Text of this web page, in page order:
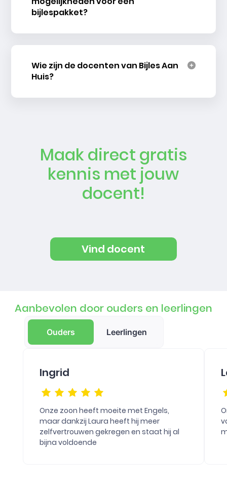
bijlespakket?
Wie zijn de docenten van Bijles Aan
Huis?
Maak direct gratis
kennis met jouw
docent!
Vind docent
Aanbevolen door ouders en leerlingen
Ouders Leerlingen
Ingrid
Onze zoon heeft moeite met Engels,
maar dankzij Laura heeft hij meer
zelfvertrouwen gekregen en staat hij al
bijna voldoende